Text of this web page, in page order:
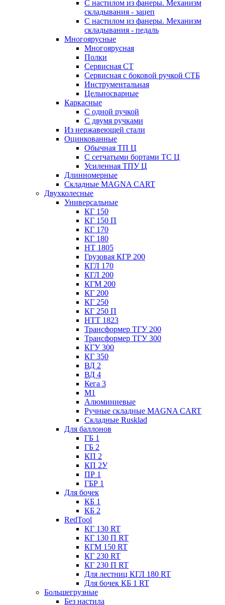
С настилом из фанеры. Механизм
складывания - зацеп
С настилом из фанеры. Механизм
складывания - педаль
Многоярусные
Многоярусная
Полки
Сервисная СТ
Сервисная с боковой ручкой СТБ
Инструментальная
Цельносварные
Каркасные
С одной ручкой
С двумя ручками
Из нержавеющей стали
Оцинкованные
Обычная ТП Ц
С сетчатыми бортами ТС Ц
Усиленная ТПУ Ц
Длинномерные
Складные MAGNA CART
Двухколесные
Универсальные
КГ 150
КГ 150 П
КГ 170
КГ 180
НТ 1805
Грузовая КГР 200
КГЛ 170
КГЛ 200
КГМ 200
КГ 200
КГ 250
КГ 250 П
НТТ 1823
Трансформер ТГУ 200
Трансформер ТГУ 300
КГУ 300
КГ 350
ВД 2
ВД 4
Кега 3
М1
Алюминиевые
Ручные складные MAGNA CART
Складные Rusklad
Для баллонов
ГБ 1
ГБ 2
КП 2
КП 2У
ПР 1
ГБР 1
Для бочек
КБ 1
КБ 2
RedTool
КГ 130 RT
КГ 130 П RT
КГМ 150 RT
КГ 230 RT
КГ 230 П RT
Для лестниц КГЛ 180 RT
Для бочек КБ 1 RT
Большегрузные
Без настила